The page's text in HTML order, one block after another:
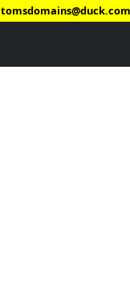
tomsdomains@duck.com